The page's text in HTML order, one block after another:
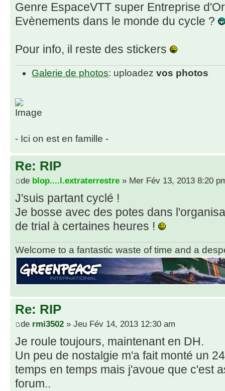
Genre EspaceVTT super Entreprise
Evènements dans le monde du cycle ?
Pour info, il reste des stickers
Galerie de photos: uploadez vos photos
- Ici on est en famille -
Re: RIP
de blop....l.extraterrestre » Mer Fév 13, 2013 8:20
J'suis partant cyclé !
Je bosse avec des potes dans
de trial à certaines heures !
Welcome to a fantastic waste of time and a
Re: RIP
de rmi3502 » Jeu Fév 14, 2013 12:30 am
Je roule toujours, maintenant en DH.
Un peu de nostalgie m'a fait monté un
temps en temps mais j'avoue que c'est
forum..